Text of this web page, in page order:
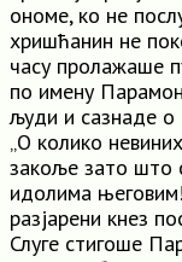
ономе, ко не
хришћанин не
часу пролажаше
по имену
људи и сазнаде о
„О колико
закоље зато што
идолима
разјарени кнез
Слуге стигоше